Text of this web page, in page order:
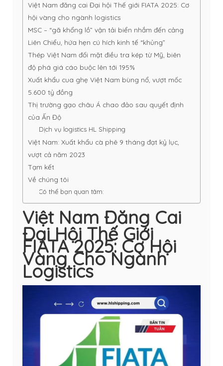
Việt Nam đăng cai Đại hội Thế giới FIATA 2025: Cơ
hội vàng cho ngành logistics
MSC – “gã khổng lồ” vận tải biển nhắm đến cảng
Liên Chiểu, hứa hẹn cú hích kinh tế “khủng”
Thép Việt Nam đối mặt điều tra kép từ Mỹ, biên
độ phá giá cáo buộc lên tới 195%
Xuất khẩu cua ghẹ Việt Nam bùng nổ, vượt mốc
5.600 tỷ đồng
Thị trường gạo châu Á chao đảo sau quyết định
của Ấn Độ
Dịch vụ logistics HL Shipping
Việt Nam: Xuất khẩu cà phê 9 tháng đạt kỷ lục,
vượt cả năm 2023
Tạm kết
Về chúng tôi
Có thể bạn quan tâm:
Việt Nam Đăng Cai
Đại Hội Thế Giới
FIATA 2025: Cơ Hội
Vàng Cho Ngành
Logistics